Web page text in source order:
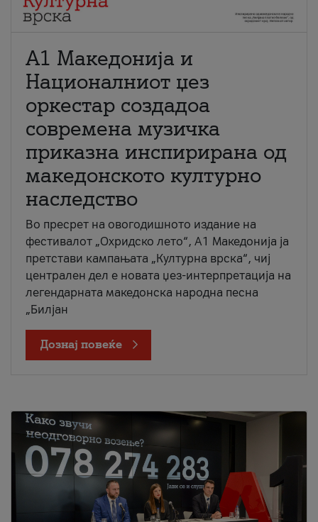
А1 Македонија и
Националниот џез
оркестар создадоа
современа музичка
приказна инспирирана од
македонското културно
наследство
Во пресрет на овогодишното издание на
фестивалот „Охридско лето“, А1 Македонија ја
претстави кампањата „Културна врска“, чиј
централен дел е новата џез-интерпретација на
легендарната македонска народна песна
„Билјан
Дознај повеќе